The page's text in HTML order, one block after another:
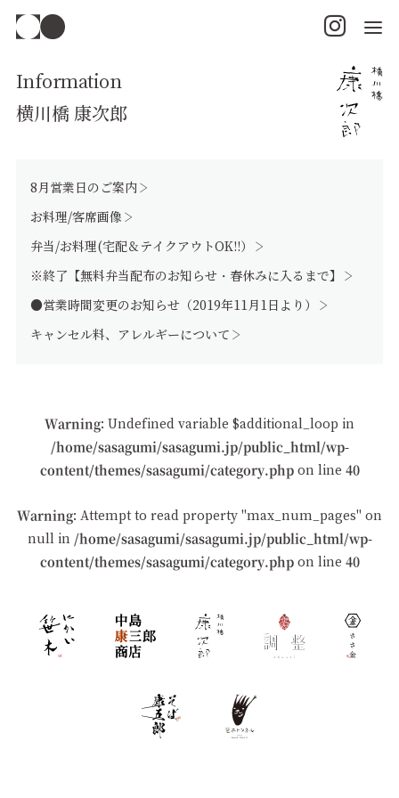
Information
横川橋 康次郎
8月営業日のご案内
お料理/客席画像
弁当/お料理(宅配＆テイクアウトOK!!）
※終了【無料弁当配布のお知らせ・春休みに入るまで】
●営業時間変更のお知らせ（2019年11月1日より）
キャンセル料、アレルギーについて
Warning: Undefined variable $additional_loop in
/home/sasagumi/sasagumi.jp/public_html/wp-
content/themes/sasagumi/category.phpon line 40
Warning: Attempt to read property "max_num_pages" on
null in /home/sasagumi/sasagumi.jp/public_html/wp-
content/themes/sasagumi/category.phpon line 40